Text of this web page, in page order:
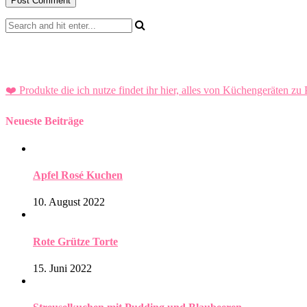
❤️ Produkte die ich nutze findet ihr hier, alles von Küchengeräten zu
Neueste Beiträge
Apfel Rosé Kuchen
10. August 2022
Rote Grütze Torte
15. Juni 2022